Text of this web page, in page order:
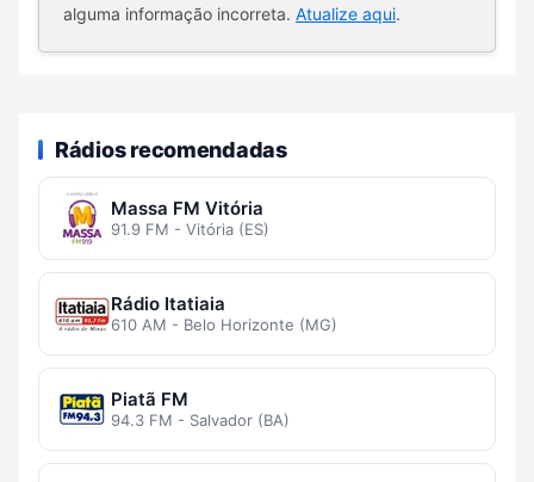
alguma informação incorreta. Atualize aqui.
Rádios recomendadas
Massa FM Vitória
91.9 FM - Vitória (ES)
Rádio Itatiaia
610 AM - Belo Horizonte (MG)
Piatã FM
94.3 FM - Salvador (BA)